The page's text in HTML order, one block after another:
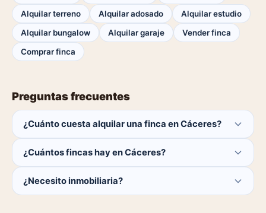
Alquilar terreno
Alquilar adosado
Alquilar estudio
Alquilar bungalow
Alquilar garaje
Vender finca
Comprar finca
Preguntas frecuentes
¿Cuánto cuesta alquilar una finca en Cáceres?
¿Cuántos fincas hay en Cáceres?
catálogo se actualiza a diario.
¿Necesito inmobiliaria?